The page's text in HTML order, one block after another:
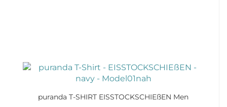
puranda T-SHIRT EISSTOCKSCHIEßEN Men